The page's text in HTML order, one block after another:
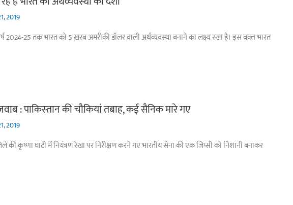
2019
वर्ष 2024-25 तक भारत को 5 ख़रब अमरीकी डॉलर वाली अर्थव्यवस्था बनाने का लक्ष्य रखा है। इस वक़्त भारत
: पाकिस्‍तान की चौकियां तबाह, कई सैनिक मारे गए
2019
कृष्णा घाटी में नियंत्रण रेखा पर निरीक्षण करने गए भारतीय सेना की एक जिप्सी को निशानी बनाकर